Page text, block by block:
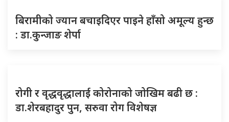
बिरामीको ज्यान बचाइदिएर पाइने हाँसो अमूल्य हुन्छ
: डा.कुन्जाङ शेर्पा
रोगी र वृद्धवृद्धालाई कोरोनाको जोखिम बढी छ :
डा.शेरबहादुर पुन, सरुवा रोग विशेषज्ञ